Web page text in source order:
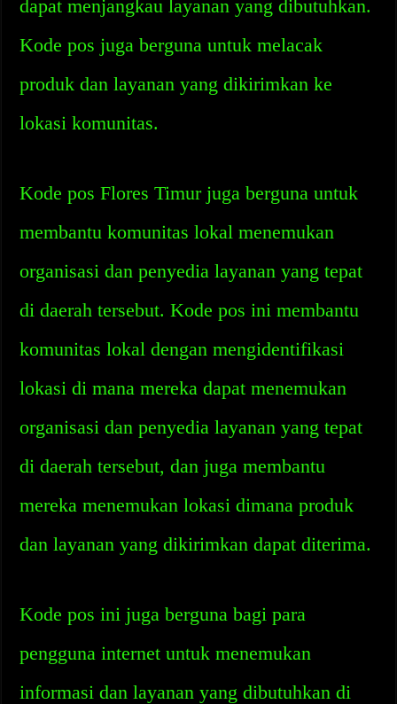
dapat menjangkau layanan yang dibutuhkan.
Kode pos juga berguna untuk melacak
produk dan layanan yang dikirimkan ke
lokasi komunitas.
Kode pos Flores Timur juga berguna untuk
membantu komunitas lokal menemukan
organisasi dan penyedia layanan yang tepat
di daerah tersebut. Kode pos ini membantu
komunitas lokal dengan mengidentifikasi
lokasi di mana mereka dapat menemukan
organisasi dan penyedia layanan yang tepat
di daerah tersebut, dan juga membantu
mereka menemukan lokasi dimana produk
dan layanan yang dikirimkan dapat diterima.
Kode pos ini juga berguna bagi para
pengguna internet untuk menemukan
informasi dan layanan yang dibutuhkan di